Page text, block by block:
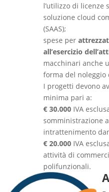
l’utilizzo di licenze
soluzione cloud
(SAAS);
spese per
all’esercizio
macchinari anche
forma del noleggio
I progetti devono
minima pari a:
€ 30.000 IVA
somministrazione
intrattenimento
€ 20.000 IVA
attività di
polifunzionali.